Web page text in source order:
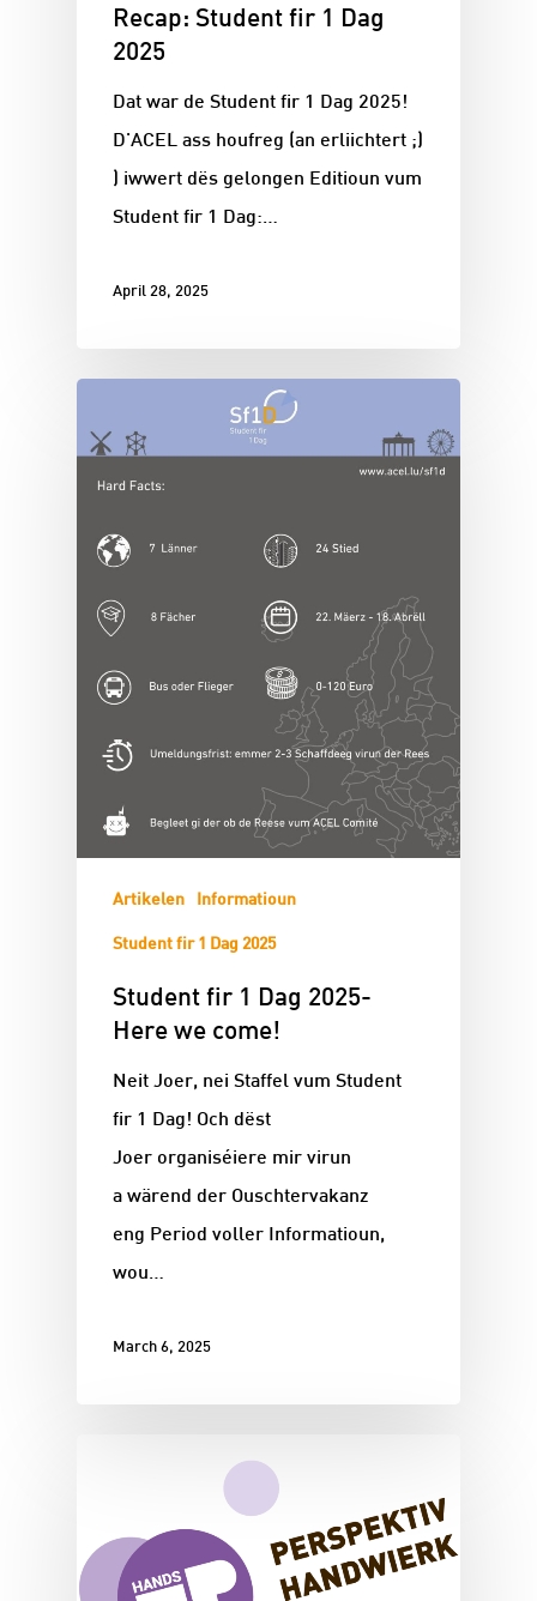
Recap: Student fir 1 Dag
2025
Dat war de Student fir 1 Dag 2025!
D'ACEL ass houfreg (an erliichtert ;)
) iwwert dës gelongen Editioun vum
Student fir 1 Dag:…
April 28, 2025
Artikelen Informatioun
Student fir 1 Dag 2025
Student fir 1 Dag 2025-
Here we come!
Neit Joer, nei Staffel vum Student
fir 1 Dag! Och dëst
Joer organiséiere mir virun
a wärend der Ouschtervakanz
eng Period voller Informatioun,
wou…
March 6, 2025